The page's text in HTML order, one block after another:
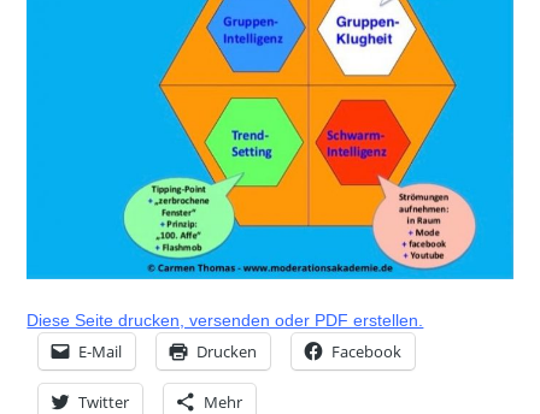
Diese Seite drucken, versenden oder PDF erstellen.
E-Mail Drucken Facebook
Twitter Mehr